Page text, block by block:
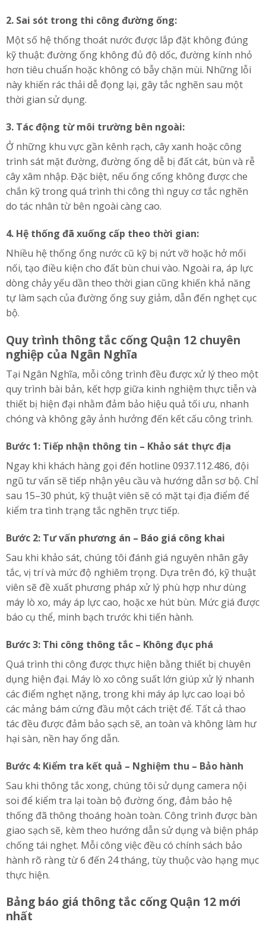
2. Sai sót trong thi công đường ống:
Một số hệ thống thoát nước được lắp đặt không đúng
kỹ thuật: đường ống không đủ độ dốc, đường kính nhỏ
hơn tiêu chuẩn hoặc không có bẫy chặn mùi. Những lỗi
này khiến rác thải dễ đọng lại, gây tắc nghẽn sau một
thời gian sử dụng.
3. Tác động từ môi trường bên ngoài:
Ở những khu vực gần kênh rạch, cây xanh hoặc công
trình sát mặt đường, đường ống dễ bị đất cát, bùn và rễ
cây xâm nhập. Đặc biệt, nếu ống cống không được che
chắn kỹ trong quá trình thi công thì nguy cơ tắc nghẽn
do tác nhân từ bên ngoài càng cao.
4. Hệ thống đã xuống cấp theo thời gian:
Nhiều hệ thống ống nước cũ kỹ bị nứt vỡ hoặc hở mối
nối, tạo điều kiện cho đất bùn chui vào. Ngoài ra, áp lực
dòng chảy yếu dần theo thời gian cũng khiến khả năng
tự làm sạch của đường ống suy giảm, dẫn đến nghẹt cục
bộ.
Quy trình thông tắc cống Quận 12 chuyên
nghiệp của Ngân Nghĩa
Tại Ngân Nghĩa, mỗi công trình đều được xử lý theo một
quy trình bài bản, kết hợp giữa kinh nghiệm thực tiễn và
thiết bị hiện đại nhằm đảm bảo hiệu quả tối ưu, nhanh
chóng và không gây ảnh hưởng đến kết cấu công trình.
Bước 1: Tiếp nhận thông tin – Khảo sát thực địa
Ngay khi khách hàng gọi đến hotline 0937.112.486, đội
ngũ tư vấn sẽ tiếp nhận yêu cầu và hướng dẫn sơ bộ. Chỉ
sau 15–30 phút, kỹ thuật viên sẽ có mặt tại địa điểm để
kiểm tra tình trạng tắc nghẽn trực tiếp.
Bước 2: Tư vấn phương án – Báo giá công khai
Sau khi khảo sát, chúng tôi đánh giá nguyên nhân gây
tắc, vị trí và mức độ nghiêm trọng. Dựa trên đó, kỹ thuật
viên sẽ đề xuất phương pháp xử lý phù hợp như dùng
máy lò xo, máy áp lực cao, hoặc xe hút bùn. Mức giá được
báo cụ thể, minh bạch trước khi tiến hành.
Bước 3: Thi công thông tắc – Không đục phá
Quá trình thi công được thực hiện bằng thiết bị chuyên
dụng hiện đại. Máy lò xo công suất lớn giúp xử lý nhanh
các điểm nghẹt nặng, trong khi máy áp lực cao loại bỏ
các mảng bám cứng đầu một cách triệt để. Tất cả thao
tác đều được đảm bảo sạch sẽ, an toàn và không làm hư
hại sàn, nền hay ống dẫn.
Bước 4: Kiểm tra kết quả – Nghiệm thu – Bảo hành
Sau khi thông tắc xong, chúng tôi sử dụng camera nội
soi để kiểm tra lại toàn bộ đường ống, đảm bảo hệ
thống đã thông thoáng hoàn toàn. Công trình được bàn
giao sạch sẽ, kèm theo hướng dẫn sử dụng và biện pháp
chống tái nghẹt. Mỗi công việc đều có chính sách bảo
hành rõ ràng từ 6 đến 24 tháng, tùy thuộc vào hạng mục
thực hiện.
Bảng báo giá thông tắc cống Quận 12 mới
nhất